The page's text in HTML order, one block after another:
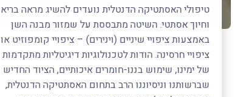
טיפולי האסתטיקה הדנטלית נועדים להשיג מראה בריא
וחיוך אסתטי. השיטה מתבססת על שמזור מבנה השן
באמצעות ציפויי שיניים (וינירים) – ציפויי קומפוזיט או
ציפויי חרסינה. הודות לטכנולוגיות דיגיטליות מתקדמות
של ימינו, שימוש בננו-חומרים איכותיים, הציוד החדיש
שברשותנו וניסיוננו הרב בתחום האסתטיקה הדנטלית,